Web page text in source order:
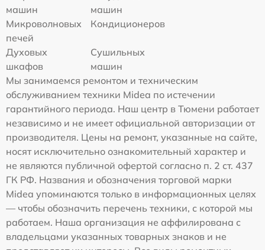
машин
машин
Микроволновых
печей
Кондиционеров
Духовых
шкафов
Сушильных
машин
Мы занимаемся ремонтом и техническим
обслуживанием техники Midea по истечении
гарантийного периода. Наш центр в Тюмени работает
независимо и не имеет официальной авторизации от
производителя. Цены на ремонт, указанные на сайте,
носят исключительно ознакомительный характер и
не являются публичной офертой согласно п. 2 ст. 437
ГК РФ. Названия и обозначения торговой марки
Midea упоминаются только в информационных целях
— чтобы обозначить перечень техники, с которой мы
работаем. Наша организация не аффилирована с
владельцами указанных товарных знаков и не